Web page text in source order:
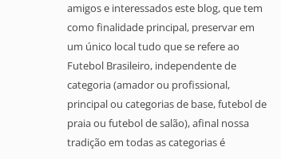
amigos e interessados este blog, que tem
como finalidade principal, preservar em
um único local tudo que se refere ao
Futebol Brasileiro, independente de
categoria (amador ou profissional,
principal ou categorias de base, futebol de
praia ou futebol de salão), afinal nossa
tradição em todas as categorias é